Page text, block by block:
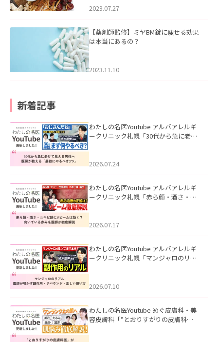
2023.07.27
【薬剤師監修】ミヤBM錠に痩せる効果
は本当にあるの？
2023.11.10
新着記事
わたしの名医Youtube アルバアレルギ
ークリニック札幌「30代から急に老け
た。
2026.07.24
わたしの名医Youtube アルバアレルギ
ークリニック札幌「赤ら顔・酒さ・ニ
した。
2026.07.17
わたしの名医Youtube アルバアレルギ
ークリニック札幌「マンジャロのリア
た。
2026.07.10
わたしの名医Youtube めぐ皮膚科・美
容皮膚科「”とおりすがりの皮膚科